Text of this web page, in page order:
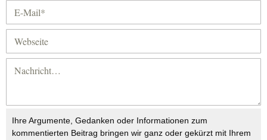
Ihre Argumente, Gedanken oder Informationen zum
kommentierten Beitrag bringen wir ganz oder gekürzt mit Ihrem